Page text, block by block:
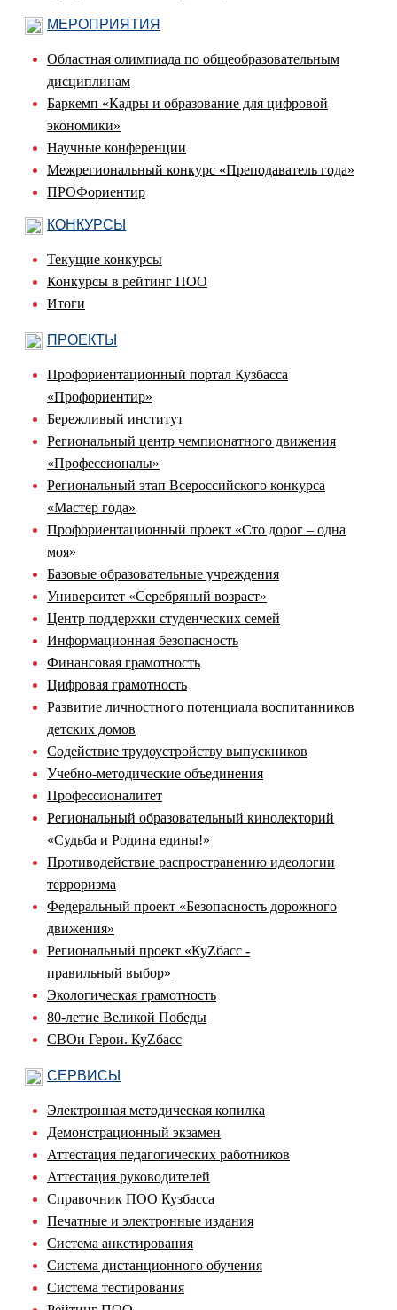
МЕРОПРИЯТИЯ
Областная олимпиада по общеобразовательным
дисциплинам
Баркемп «Кадры и образование для цифровой
экономики»
Научные конференции
Межрегиональный конкурс «Преподаватель года»
ПРОФориентир
КОНКУРСЫ
Текущие конкурсы
Конкурсы в рейтинг ПОО
Итоги
ПРОЕКТЫ
Профориентационный портал Кузбасса
«Профориентир»
Бережливый институт
Региональный центр чемпионатного движения
«Профессионалы»
Региональный этап Всероссийского конкурса
«Мастер года»
Профориентационный проект «Сто дорог – одна
моя»
Базовые образовательные учреждения
Университет «Серебряный возраст»
Центр поддержки студенческих семей
Информационная безопасность
Финансовая грамотность
Цифровая грамотность
Развитие личностного потенциала воспитанников
детских домов
Содействие трудоустройству выпускников
Учебно-методические объединения
Профессионалитет
Региональный образовательный кинолекторий
«Судьба и Родина едины!»
Противодействие распространению идеологии
терроризма
Федеральный проект «Безопасность дорожного
движения»
Региональный проект «КуZбасс -
правильный выбор»
Экологическая грамотность
80-летие Великой Победы
СВОи Герои. КуZбасс
СЕРВИСЫ
Электронная методическая копилка
Демонстрационный экзамен
Аттестация педагогических работников
Аттестация руководителей
Справочник ПОО Кузбасса
Печатные и электронные издания
Система анкетирования
Система дистанционного обучения
Система тестирования